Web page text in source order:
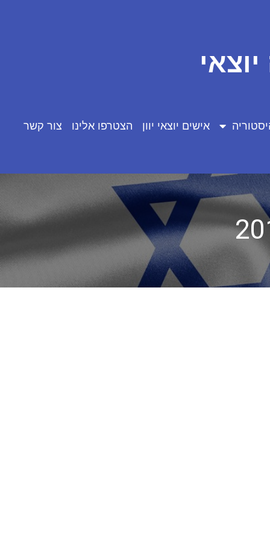
אישים יוצאי יוון הצטרפו אלינו צור קשר